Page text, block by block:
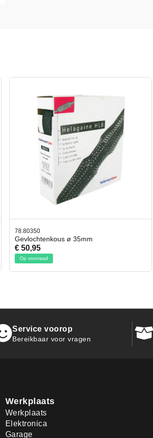
42.59551
Bit- en Doppenset 19 Delig Incl. Ratel
€ 19,95
Op voorraad
Service voorop
Bereikbaar voor vragen
Werkplaats
Werkplaats
Elektronica
Garage